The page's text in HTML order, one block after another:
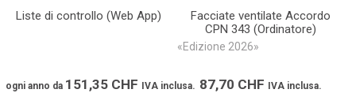
Liste di controllo (Web App)
ogni anno da 151,35 CHF IVA inclusa.
Facciate ventilate Accordo
CPN 343 (Ordinatore)
«Edizione 2026»
87,70 CHF IVA inclusa.